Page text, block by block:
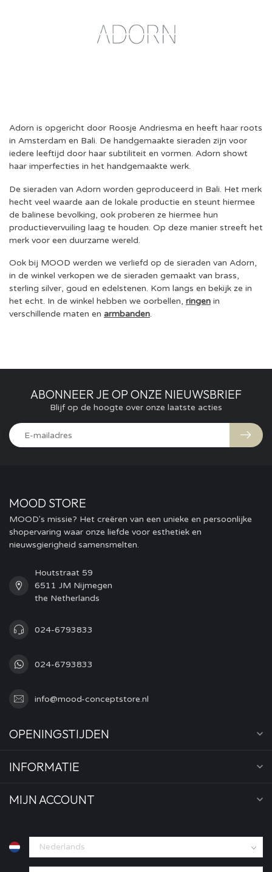
Adorn is opgericht door Roosje Andriesma en heeft haar roots
in Amsterdam en Bali. De handgemaakte sieraden zijn voor
iedere leeftijd door haar subtiliteit en vormen. Adorn showt
haar imperfecties in het handgemaakte werk.
De sieraden van Adorn worden geproduceerd in Bali. Het merk
hecht veel waarde aan de lokale productie en steunt hiermee
de balinese bevolking, ook proberen ze hiermee hun
productievervuiling laag te houden. Op deze manier streeft het
merk voor een duurzame wereld.
Ook bij MOOD werden we verliefd op de sieraden van Adorn,
in de winkel verkopen we de sieraden gemaakt van brass,
sterling silver, goud en edelstenen. Kom langs en bekijk ze in
het echt. In de winkel hebben we oorbellen, ringen in
verschillende maten en armbanden.
ABONNEER JE OP ONZE NIEUWSBRIEF
Blijf op de hoogte over onze laatste acties
MOOD STORE
MOOD's missie? Het creëren van een unieke en persoonlijke
shopervaring waar onze liefde voor esthetiek en
nieuwsgierigheid samensmelten.
Houtstraat 59
6511 JM Nijmegen
the Netherlands
024-6793833
024-6793833
info@mood-conceptstore.nl
OPENINGSTIJDEN
INFORMATIE
MIJN ACCOUNT